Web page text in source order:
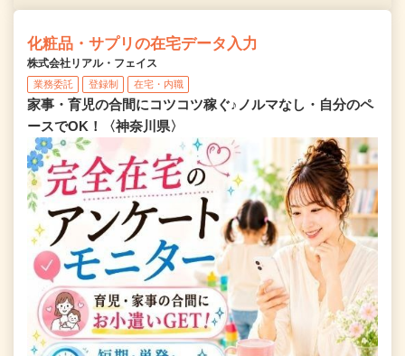
化粧品・サプリの在宅データ入力
株式会社リアル・フェイス
業務委託 登録制 在宅・内職
家事・育児の合間にコツコツ稼ぐ♪ノルマなし・自分のペ
ースでOK！〈神奈川県〉